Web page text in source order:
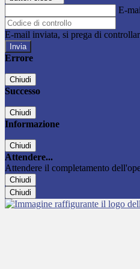
E-
E-mail inviata, si prega di
Errore
Chiudi
Successo
Chiudi
Informazione
Chiudi
Attendere...
Attendere il completamento
Chiudi
Chiudi